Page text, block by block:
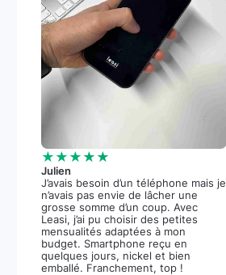
★★★★★
Julien
J’avais besoin d’un téléphone mais je
n’avais pas envie de lâcher une
grosse somme d’un coup. Avec
Leasi, j’ai pu choisir des petites
mensualités adaptées à mon
budget. Smartphone reçu en
quelques jours, nickel et bien
emballé. Franchement, top !